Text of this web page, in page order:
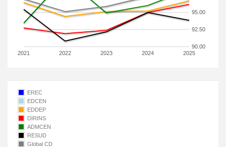
2021 2022 2023 2024 2025
90.00
92.50
95.00
EREC
EDCEN
EDDEP
DIRINS
ADMCEN
RESUD
Global CD